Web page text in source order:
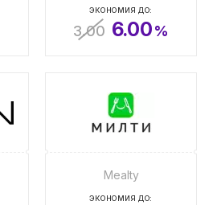
ЭКОНОМИЯ ДО:
3.00 6.00%
Mealty
ЭКОНОМИЯ ДО: